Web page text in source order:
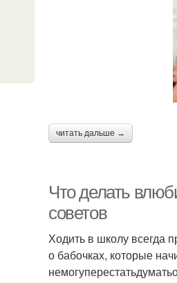
читать дальше →
Что делать
советов
Ходить в школу всегда
о бабочках, которые